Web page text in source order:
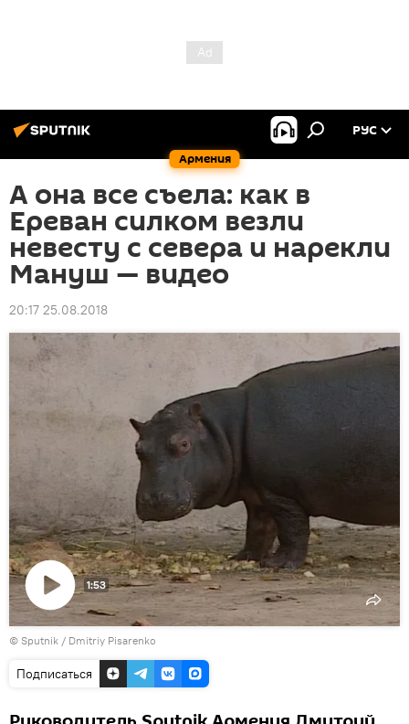
Армения
РУС
А она все съела: как в
Ереван силком везли
невесту с севера и нарекли
Мануш — видео
20:17 25.08.2018
Воспроизвести
видео
1:53
© Sputnik / Dmitriy Pisarenko
Подписаться